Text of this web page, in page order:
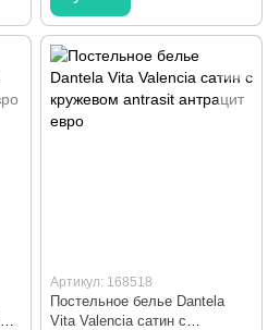
Артикул: 168518
Постельное белье Dantela
Vita Valencia сатин с